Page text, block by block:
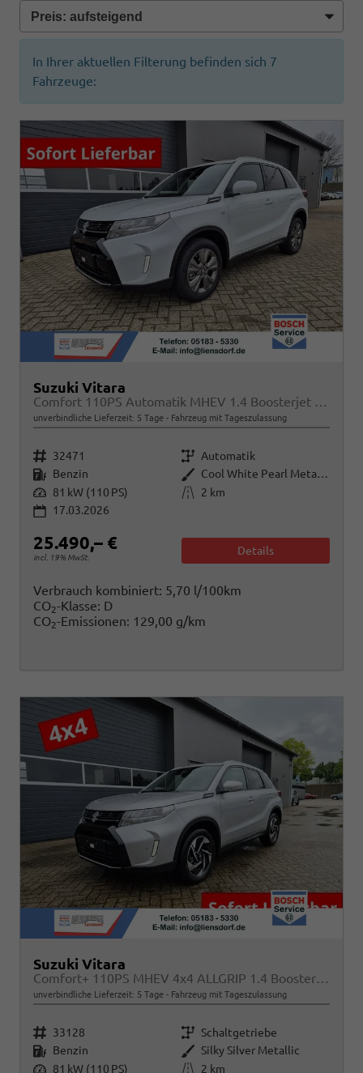
In Ihrer aktuellen Filterung befinden sich 7
Fahrzeuge:
Suzuki Vitara
Comfort 110PS Automatik MHEV 1.4 Boosterjet Klimaautomatik Sitzheizung Navi ACC PDC Rückf.Kamera Suzuki-Radio Apple CarPlay Android Auto Touchscreen 2xKeyless 17-LM
unverbindliche Lieferzeit: 5 Tage Fahrzeug mit Tageszulassung
Fahrzeugnr. 32471 Getriebe Automatik
Kraftstoff Benzin Außenfarbe
Cool White Pearl Metallic
Leistung 81 kW (110 PS) Kilometerstand
2 km
17.03.2026
25.490,– €
incl. 19% MwSt.
Details
Verbrauch kombiniert: 5,70 l/100km
CO2-Klasse: D
CO2-Emissionen: 129,00 g/km
Suzuki Vitara
Comfort+ 110PS MHEV 4x4 ALLGRIP 1.4 Boosterjet Allrad Teilleder mit Alcantara Navi Klimaautomatik Sitzheizung ACC PDC v+h Rückf.Kamera Suzuki-Radio Apple CarPlay Android Auto Touchscreen 2xKeyless 17-LM
unverbindliche Lieferzeit: 5 Tage Fahrzeug mit Tageszulassung
Fahrzeugnr. 33128 Getriebe Schaltgetriebe
Kraftstoff Benzin Außenfarbe Silky Silver Metallic
Leistung 81 kW (110 PS) Kilometerstand 2 km